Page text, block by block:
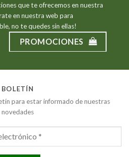
que te ofrecemos en nuestra
en nuestra web para
no te quedes sin ellas!
PROMOCIONES
BOLETÍN
para estar informado de nuestras
novedades